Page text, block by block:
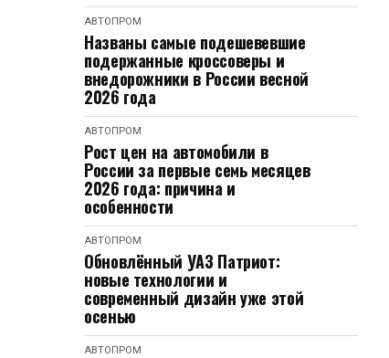
АВТОПРОМ
Названы самые подешевевшие
подержанные кроссоверы и
внедорожники в России весной
2026 года
АВТОПРОМ
Рост цен на автомобили в
России за первые семь месяцев
2026 года: причина и
особенности
АВТОПРОМ
Обновлённый УАЗ Патриот:
новые технологии и
современный дизайн уже этой
осенью
АВТОПРОМ